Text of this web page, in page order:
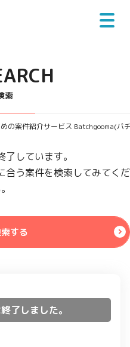
索
の案件紹介サービス Batchgooma(バ
しています。
合う案件を検索してみてくだ
する
了しました。